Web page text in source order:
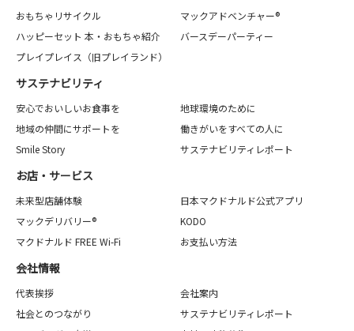
おもちゃリサイクル
マックアドベンチャー®
ハッピーセット 本・おもちゃ紹介
バースデーパーティー
プレイプレイス（旧プレイランド）
サステナビリティ
安心でおいしいお食事を
地球環境のために
地域の仲間にサポートを
働きがいをすべての人に
Smile Story
サステナビリティレポート
お店・サービス
未来型店舗体験
日本マクドナルド公式アプリ
マックデリバリー®
KODO
マクドナルド FREE Wi-Fi
お支払い方法
会社情報
代表挨拶
会社案内
社会とのつながり
サステナビリティレポート